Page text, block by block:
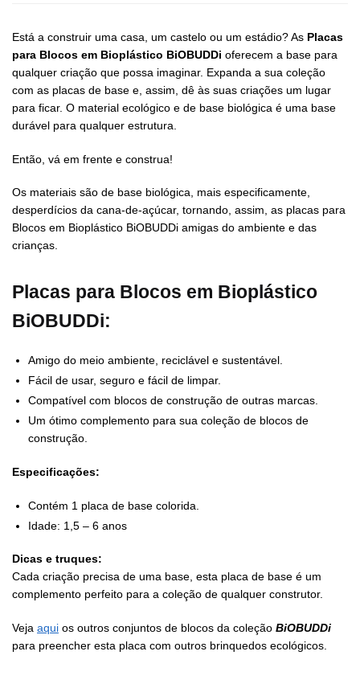
Está a construir uma casa, um castelo ou um estádio? As Placas
para Blocos em Bioplástico BiOBUDDi oferecem a base para
qualquer criação que possa imaginar. Expanda a sua coleção
com as placas de base e, assim, dê às suas criações um lugar
para ficar. O material ecológico e de base biológica é uma base
durável para qualquer estrutura.
Então, vá em frente e construa!
Os materiais são de base biológica, mais especificamente,
desperdícios da cana-de-açúcar, tornando, assim, as placas para
Blocos em Bioplástico BiOBUDDi amigas do ambiente e das
crianças.
Placas para Blocos em Bioplástico
BiOBUDDi:
Amigo do meio ambiente, reciclável e sustentável.
Fácil de usar, seguro e fácil de limpar.
Compatível com blocos de construção de outras marcas.
Um ótimo complemento para sua coleção de blocos de
construção.
Especificações:
Contém 1 placa de base colorida.
Idade: 1,5 – 6 anos
Dicas e truques:
Cada criação precisa de uma base, esta placa de base é um
complemento perfeito para a coleção de qualquer construtor.
Veja aqui os outros conjuntos de blocos da coleção BiOBUDDi
para preencher esta placa com outros brinquedos ecológicos.